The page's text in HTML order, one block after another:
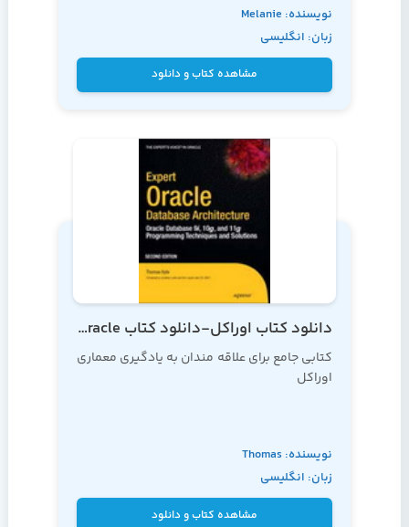
نویسنده: Melanie
Caffrey
زبان: انگلیسی
مشاهده کتاب و دانلود
دانلود کتاب اوراکل-دانلود کتاب oracle-
کتابی جامع برای علاقه مندان به یادگیری معماری
اوراکل
نویسنده: Thomas
Kyte
زبان: انگلیسی
مشاهده کتاب و دانلود